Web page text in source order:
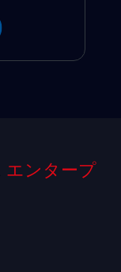
エンタープ